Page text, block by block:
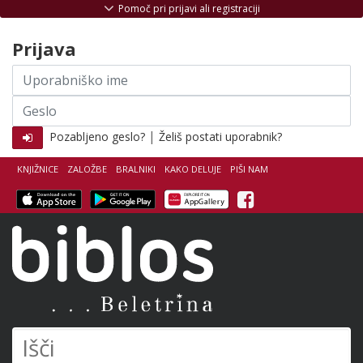
KNJIŽNICE ZALOŽBE BRALNIKI KAKO DELUJE PIŠI NAM
Facebook
Pomoč pri prijavi ali registraciji
Prijava
Uporabniško
ime
Geslo
Pozabljeno geslo? | Želiš postati uporabnik?